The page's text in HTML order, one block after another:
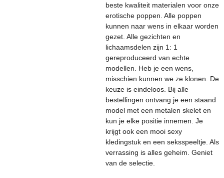
beste kwaliteit materialen voor onze
erotische poppen. Alle poppen
kunnen naar wens in elkaar worden
gezet. Alle gezichten en
lichaamsdelen zijn 1: 1
gereproduceerd van echte
modellen. Heb je een wens,
misschien kunnen we ze klonen. De
keuze is eindeloos. Bij alle
bestellingen ontvang je een staand
model met een metalen skelet en
kun je elke positie innemen. Je
krijgt ook een mooi sexy
kledingstuk en een seksspeeltje. Als
verrassing is alles geheim. Geniet
van de selectie.